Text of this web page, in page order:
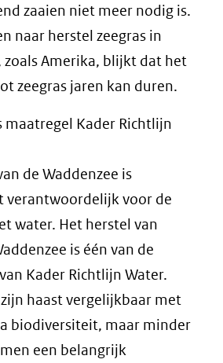
zaaien niet meer nodig is.
naar herstel zeegras in
zoals Amerika, blijkt dat het
zeegras jaren kan duren.
maatregel Kader Richtlijn
de Waddenzee is
verantwoordelijk voor de
water. Het herstel van
is één van de
Kader Richtlijn Water.
haast vergelijkbaar met
biodiversiteit, maar minder
een belangrijk